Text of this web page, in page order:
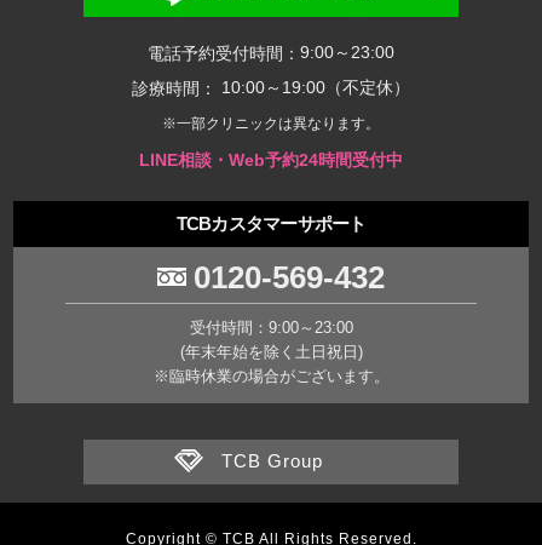
電話予約受付時間： 9:00～23:00
診療時間：
10:00～19:00（不定休）
※一部クリニックは異なります。
LINE相談・Web予約24時間受付中
TCBカスタマーサポート
0120-569-432
受付時間：9:00～23:00
(年末年始を除く土日祝日)
※臨時休業の場合がございます。
TCB Group
Copyright © TCB All Rights Reserved.